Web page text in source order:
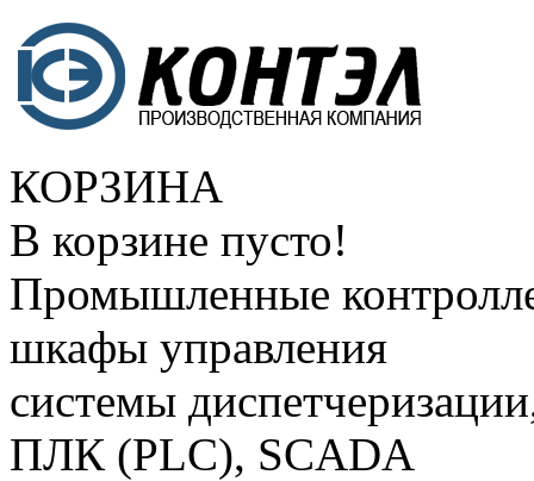
КОРЗИНА
В корзине пусто!
Промышленные
шкафы управления
системы
ПЛК (PLC), SCADA